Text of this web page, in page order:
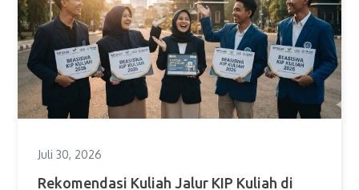
Juli 30, 2026
Rekomendasi Kuliah Jalur KIP Kuliah di